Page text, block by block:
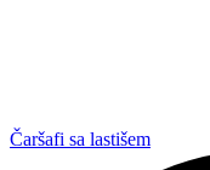
Čaršafi sa lastišem